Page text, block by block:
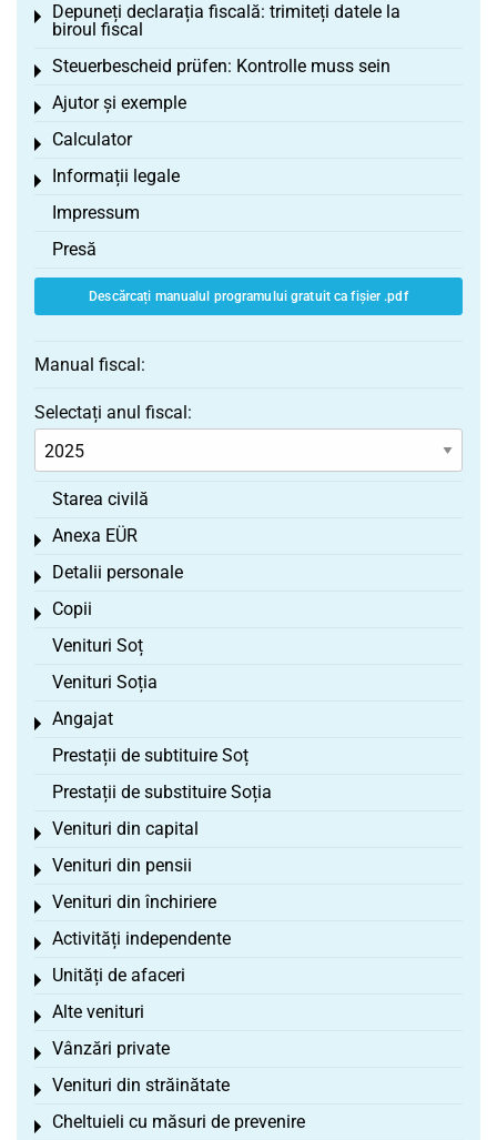
Depuneți declarația fiscală: trimiteți datele la
biroul fiscal
Toggle menu
Steuerbescheid prüfen: Kontrolle muss sein
Toggle menu
Ajutor și exemple
Toggle menu
Calculator
Toggle menu
Informații legale
Toggle menu
Impressum
Presă
Descărcați manualul programului gratuit ca fișier .pdf
Manual fiscal:
Selectați anul fiscal:
Starea civilă
Anexa EÜR
Toggle menu
Detalii personale
Toggle menu
Copii
Toggle menu
Venituri Soț
Venituri Soția
Angajat
Toggle menu
Prestații de subtituire Soț
Prestații de substituire Soția
Venituri din capital
Toggle menu
Venituri din pensii
Toggle menu
Venituri din închiriere
Toggle menu
Activități independente
Toggle menu
Unități de afaceri
Toggle menu
Alte venituri
Toggle menu
Vânzări private
Toggle menu
Venituri din străinătate
Toggle menu
Cheltuieli cu măsuri de prevenire
Toggle menu